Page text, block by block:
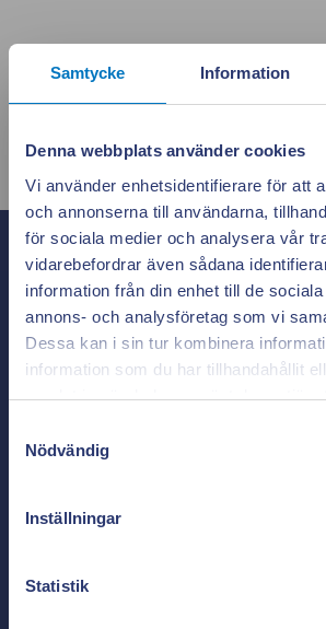
Samtycke Information
Denna webbplats använder cookies
Vi använder enhetsidentifierare för att
och annonserna till användarna,
för sociala medier och analysera vår
vidarebefordrar även sådana
information från din enhet till de
annons- och analysföretag som vi
Dessa kan i sin tur kombinera
information som du har tillhandahållit
samlat in när du har använt deras
Nödvändig
Inställningar
Statistik
Kalmar Energi
Besöksadress:
Smedjegatan 4
392 39 Kalmar
Postadress:Appen ger
full koll på
Se vad som drar el i realtid. Använd
sänk dina kostnader.
Läs mer & ladda ner appen!